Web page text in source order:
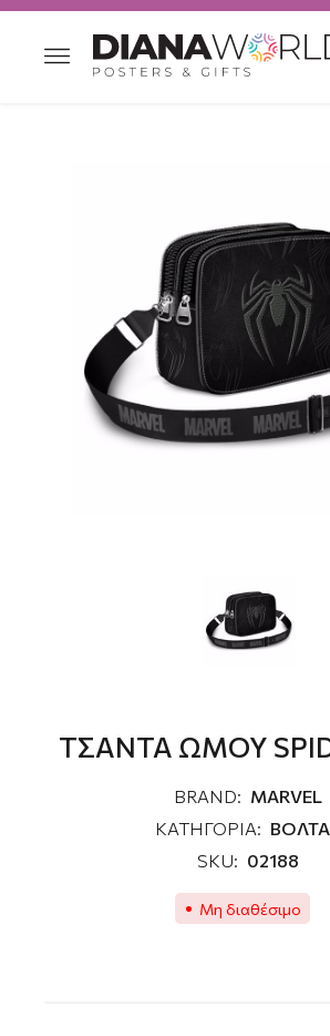
ΤΣΑΝΤΑ ΩΜΟΥ
BRAND: MARVEL
ΚΑΤΗΓΟΡΙΑ:
SKU: 02188
Μη διαθέσιμο